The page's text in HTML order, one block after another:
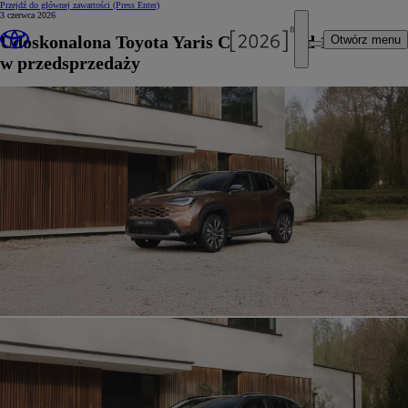
Przejdź do głównej zawartości (Press Enter)
Otwórz menu
3 czerwca 2026
Udoskonalona Toyota Yaris Cross już od 110 900 zł
w przedsprzedaży